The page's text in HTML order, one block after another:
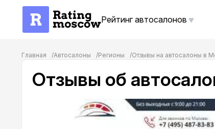
Рейтинг автосалонов
Главная Автосалоны Регионы Отзывы на автосалоны в
Отзывы об